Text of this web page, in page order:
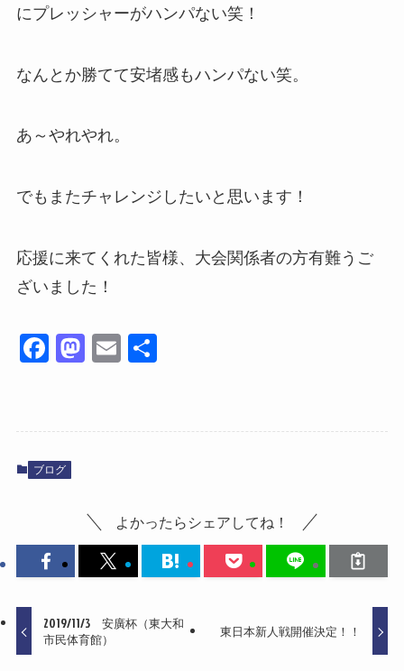
にプレッシャーがハンパない笑！
なんとか勝てて安堵感もハンパない笑。
あ～やれやれ。
でもまたチャレンジしたいと思います！
応援に来てくれた皆様、大会関係者の方有難うご
ざいました！
Fa
ce
ok
M
as
do
E
m
共
ブログ
よかったらシェアしてね！
2019/11/3 安廣杯（東大和
市民体育館）
東日本新人戦開催決定！！